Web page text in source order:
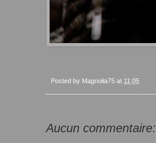
Posted by Magnolia75 at 11:05
Aucun commentaire: